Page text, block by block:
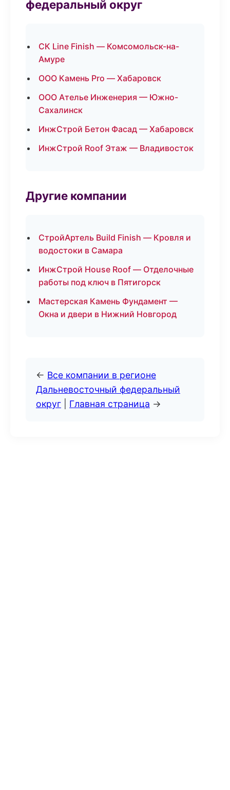
федеральный округ
СК Line Finish — Комсомольск-на-
Амуре
ООО Камень Pro — Хабаровск
ООО Ателье Инженерия — Южно-
Сахалинск
ИнжСтрой Бетон Фасад — Хабаровск
ИнжСтрой Roof Этаж — Владивосток
Другие компании
СтройАртель Build Finish — Кровля и
водостоки в Самара
ИнжСтрой House Roof — Отделочные
работы под ключ в Пятигорск
Мастерская Камень Фундамент —
Окна и двери в Нижний Новгород
← Все компании в регионе
Дальневосточный федеральный
округ
Главная страница →